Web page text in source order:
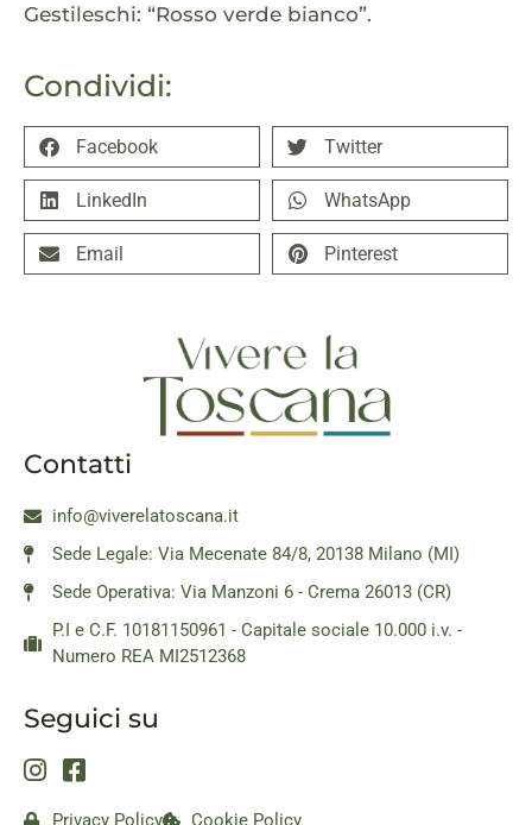
Condividi:
Facebook Twitter
LinkedIn WhatsApp
Email Pinterest
Gestileschi: “Rosso verde bianco”.
Contatti
info@viverelatoscana.it
Sede Legale: Via Mecenate 84/8, 20138 Milano (MI)
Sede Operativa: Via Manzoni 6 - Crema 26013 (CR)
P.I e C.F. 10181150961 - Capitale sociale 10.000 i.v. -
Numero REA MI2512368
Seguici su
Privacy Policy Cookie Policy